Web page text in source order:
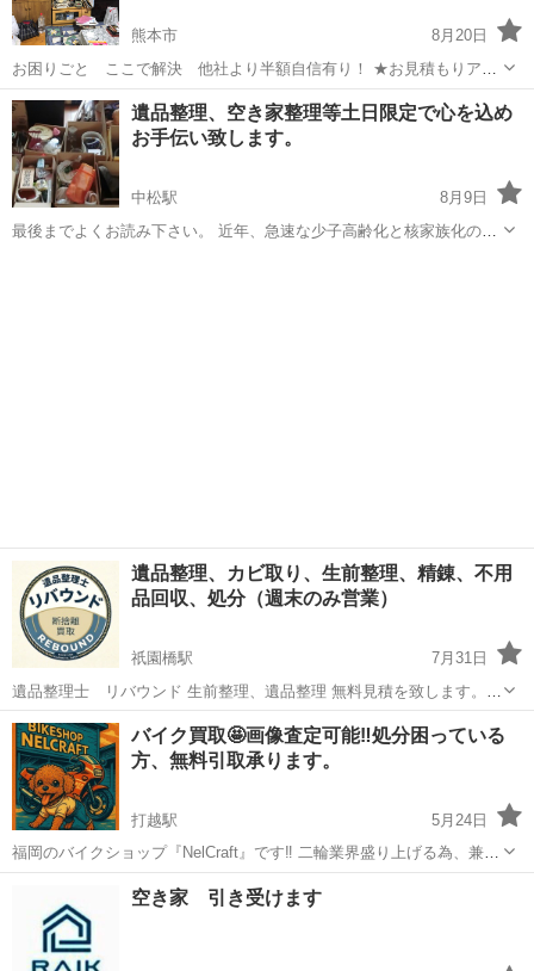
熊本市
8月20日
お困りごと ここで解決 他社より半額自信有り！ ★お見積もりアド
バイス一切無料 🔴お見積もり完全無料 🔴空き家再生事業プロサポート
🔴買取重視 🔴遺品整理 🔴生前整理 🔴ゴミ屋敷 🔴空き家残置物 片付
け再生 🔴不用品 ...
熊本 熊本市 その他 無料
遺品整理、空き家整理等土日限定で心を込め
お手伝い致します。
中松駅
8月9日
最後までよくお読み下さい。 近年、急速な少子高齢化と核家族化の進
遺品整理、カビ取り、生前整理、精錬、不用
品回収、処分（週末のみ営業）
祇園橋駅
7月31日
遺品整理士 リバウンド 生前整理、遺品整理 無料見積を致します。
お問い合わせはLINEでどうぞ！ https://lin.ee/uJY1Mxo 金のインゴッ
ト分割サービス取次店（節税対策） 『遺品整理士』です。断...
熊本 熊本市 祇園橋駅 遺品整理 遺品整理士
バイク買取🤩画像査定可能‼️処分困っている
方、無料引取承ります。
打越駅
5月24日
福岡のバイクショップ『NelCraft』です‼️ 二輪業界盛り上げる為、兼業
で活動しております。 今回は250cc以下のバイク買取させてくださ
い。 乗っていない不動車両なども喜んで査定します‼️ 乗らなくなった
バイクなどの...
打越駅 不用品買取
空き家 引き受けます